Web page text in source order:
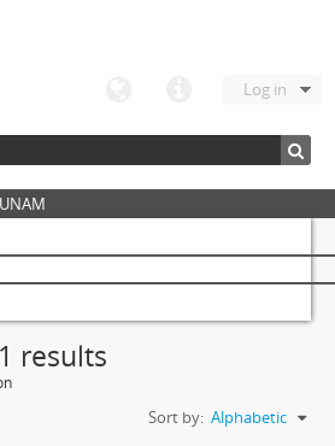
Log in
results
Sort by: Alphabetic